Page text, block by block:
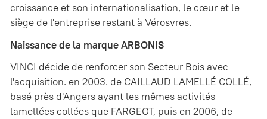
croissance et son internationalisation, le cœur et le
siège de l'entreprise restant à Vérosvres.
Naissance de la marque ARBONIS
VINCI décide de renforcer son Secteur Bois avec
l'acquisition. en 2003. de CAILLAUD LAMELLÉ COLLÉ,
basé près d'Angers ayant les mêmes activités
lamellées collées que FARGEOT, puis en 2006, de